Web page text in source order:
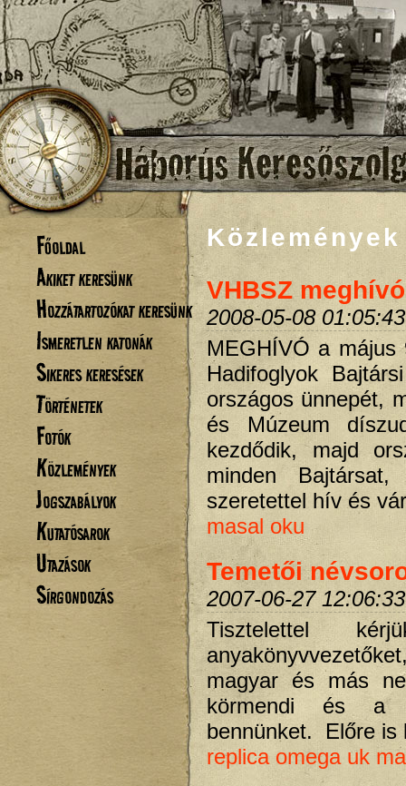
Főoldal
Akiket keresünk
Hozzátartozókat keresünk
Ismeretlen katonák
Sikeres keresések
Történetek
Fotók
Közlemények
Jogszabályok
Kutatósarok
Utazások
Sírgondozás
Közlemények
VHBSZ
2008-05-08 01:05:43
MEGHÍVÓ a május
Hadifoglyok
országos ünnepét,
és Múzeum
kezdődik, majd
minden
szeretettel hív és
masal oku
Temetői
2007-06-27 12:06:33
Tisztelettel
magyar és más
körmendi és a
bennünket. Előre is
replica omega uk